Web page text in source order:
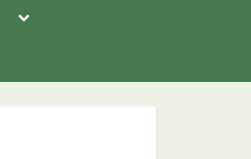
Toggle